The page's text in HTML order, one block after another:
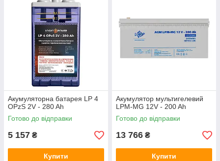
Акумуляторна батарея LP 4
OPzS 2V - 280 Ah
Готово до відправки
5 157 ₴
Купити
Акумулятор мультигелевий
LPM-MG 12V - 200 Ah
Готово до відправки
13 766 ₴
Купити